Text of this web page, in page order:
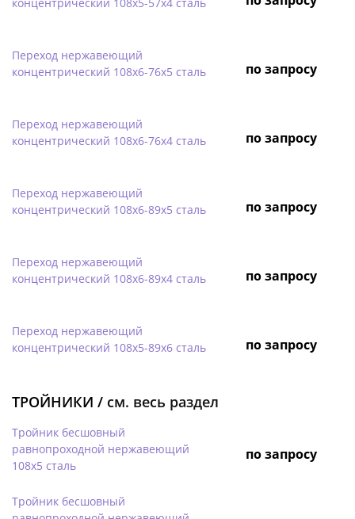
Переход нержавеющий
концентрический 108х6-76х5 сталь
по запросу
Переход нержавеющий
концентрический 108х6-76х4 сталь
по запросу
Переход нержавеющий
концентрический 108х6-89х5 сталь
по запросу
Переход нержавеющий
концентрический 108х6-89х4 сталь
по запросу
Переход нержавеющий
концентрический 108х5-89х6 сталь
по запросу
ТРОЙНИКИ / см. весь раздел
Тройник бесшовный
равнопроходной нержавеющий
108х5 сталь
по запросу
Тройник бесшовный